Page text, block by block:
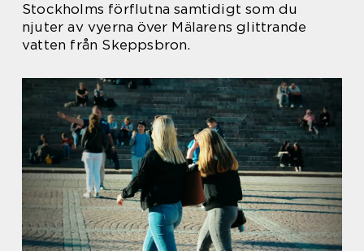
Stockholms förflutna samtidigt som du
njuter av vyerna över Mälarens glittrande
vatten från Skeppsbron.